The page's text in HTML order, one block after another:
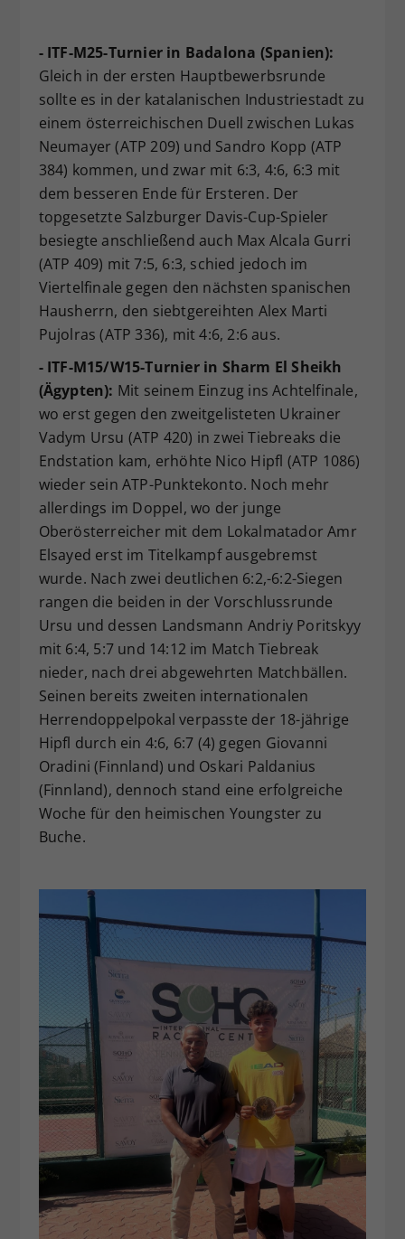
- ITF-M25-Turnier in Badalona (Spanien):
Gleich in der ersten Hauptbewerbsrunde
sollte es in der katalanischen Industriestadt zu
einem österreichischen Duell zwischen Lukas
Neumayer (ATP 209) und Sandro Kopp (ATP
384) kommen, und zwar mit 6:3, 4:6, 6:3 mit
dem besseren Ende für Ersteren. Der
topgesetzte Salzburger Davis-Cup-Spieler
besiegte anschließend auch Max Alcala Gurri
(ATP 409) mit 7:5, 6:3, schied jedoch im
Viertelfinale gegen den nächsten spanischen
Hausherrn, den siebtgereihten Alex Marti
Pujolras (ATP 336), mit 4:6, 2:6 aus.
- ITF-M15/W15-Turnier in Sharm El Sheikh
(Ägypten): Mit seinem Einzug ins Achtelfinale,
wo erst gegen den zweitgelisteten Ukrainer
Vadym Ursu (ATP 420) in zwei Tiebreaks die
Endstation kam, erhöhte Nico Hipfl (ATP 1086)
wieder sein ATP-Punktekonto. Noch mehr
allerdings im Doppel, wo der junge
Oberösterreicher mit dem Lokalmatador Amr
Elsayed erst im Titelkampf ausgebremst
wurde. Nach zwei deutlichen 6:2,-6:2-Siegen
rangen die beiden in der Vorschlussrunde
Ursu und dessen Landsmann Andriy Poritskyy
mit 6:4, 5:7 und 14:12 im Match Tiebreak
nieder, nach drei abgewehrten Matchbällen.
Seinen bereits zweiten internationalen
Herrendoppelpokal verpasste der 18-jährige
Hipfl durch ein 4:6, 6:7 (4) gegen Giovanni
Oradini (Finnland) und Oskari Paldanius
(Finnland), dennoch stand eine erfolgreiche
Woche für den heimischen Youngster zu
Buche.